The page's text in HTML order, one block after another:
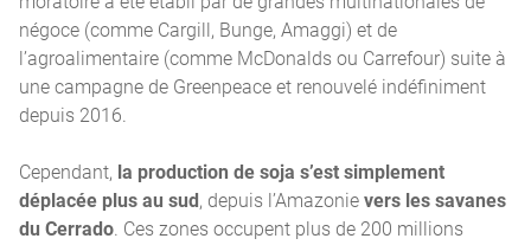
négoce (comme Cargill, Bunge, Amaggi) et de
l’agroalimentaire (comme McDonalds ou Carrefour) suite à
une campagne de Greenpeace et renouvelé indéfiniment
depuis 2016.
Cependant, la production de soja s’est simplement
déplacée plus au sud, depuis l’Amazonievers les savanes
du Cerrado . Ces zones occupent plus de 200 millions